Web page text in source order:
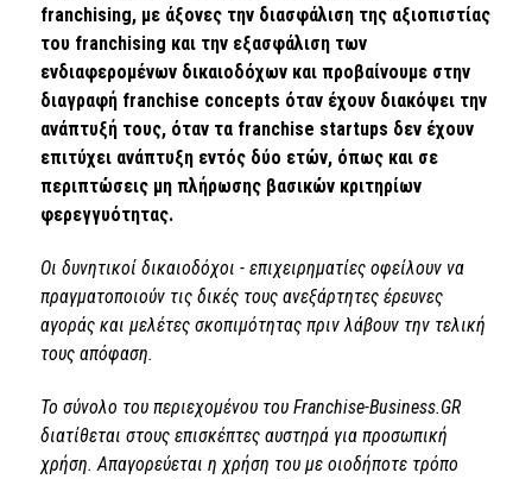
franchising, με άξονες την διασφάλιση της αξιοπιστίας
του franchising και την εξασφάλιση των
ενδιαφερομένων δικαιοδόχων και προβαίνουμε στην
διαγραφή franchise concepts όταν έχουν διακόψει την
ανάπτυξή τους, όταν τα franchise startups δεν έχουν
επιτύχει ανάπτυξη εντός δύο ετών, όπως και σε
περιπτώσεις μη πλήρωσης βασικών κριτηρίων
φερεγγυότητας.
Οι δυνητικοί δικαιοδόχοι - επιχειρηματίες οφείλουν να
πραγματοποιούν τις δικές τους ανεξάρτητες έρευνες
αγοράς και μελέτες σκοπιμότητας πριν λάβουν την τελική
τους απόφαση.
Το σύνολο του περιεχομένου του Franchise-Business.GR
διατίθεται στους επισκέπτες αυστηρά για προσωπική
χρήση. Απαγορεύεται η χρήση του με οιοδήποτε τρόπο